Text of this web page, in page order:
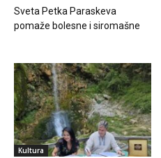
Sveta Petka Paraskeva
pomaže bolesne i siromašne
Kultura